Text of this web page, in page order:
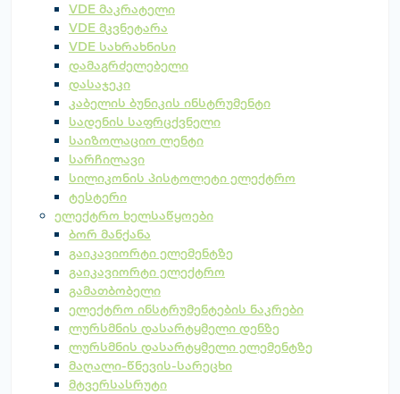
VDE მაკრატელი
VDE მკვნეტარა
VDE სახრახნისი
დამაგრძელებელი
დასაჯეკი
კაბელის ბუნიკის ინსტრუმენტი
სადენის საფრცქვნელი
საიზოლაციო ლენტი
სარჩილავი
სილიკონის პისტოლეტი ელექტრო
ტესტერი
ელექტრო ხელსაწყოები
ბორ მანქანა
გაიკავიორტი ელემენტზე
გაიკავიორტი ელექტრო
გამათბობელი
ელექტრო ინსტრუმენტების ნაკრები
ლურსმნის დასარტყმელი დენზე
ლურსმნის დასარტყმელი ელემენტზე
მაღალი-წნევის-სარეცხი
მტვერსასრუტი